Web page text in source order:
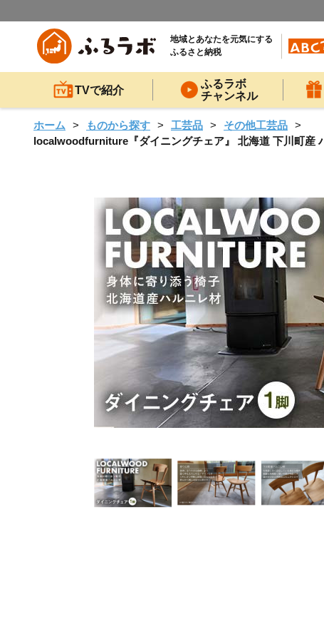
地域とあなたを元気にする
ふるさと納税
TVで紹介
ふるラボ
チャンネル
ホーム ものから探す 工芸品
その他工芸品
localwoodfurniture『ダイニングチェア』 北海道 下川町産